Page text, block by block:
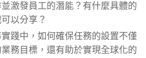
激發員工的潛能？有什麼具體的
以分享？
踐中，如何確保任務的設置不僅
務目標，還有助於實現全球化的